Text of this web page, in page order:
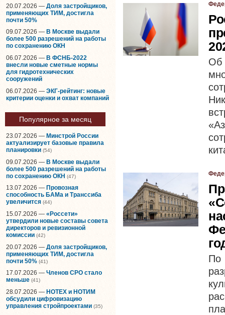
20.07.2026 — Доля застройщиков,
применяющих ТИМ, достигла
почти 50%
09.07.2026 — В Москве выдали
более 500 разрешений на работы
по сохранению ОКН
06.07.2026 — В ФСНБ-2022
внесли новые сметные нормы
для гидротехнических
сооружений
06.07.2026 — ЭКГ-рейтинг: новые
критерии оценки и охват компаний
Популярное за месяц
23.07.2026 — Минстрой России
актуализирует базовые правила
планировки (54)
09.07.2026 — В Москве выдали
более 500 разрешений на работы
по сохранению ОКН (47)
13.07.2026 — Провозная
способность БАМа и Транссиба
увеличится (44)
15.07.2026 — «Россети»
утвердили новые составы совета
директоров и ревизионной
комиссии (42)
20.07.2026 — Доля застройщиков,
применяющих ТИМ, достигла
почти 50% (41)
17.07.2026 — Членов СРО стало
меньше (41)
28.07.2026 — НОТЕХ и НОТИМ
обсудили цифровизацию
управления стройпроектами (35)
Об
По